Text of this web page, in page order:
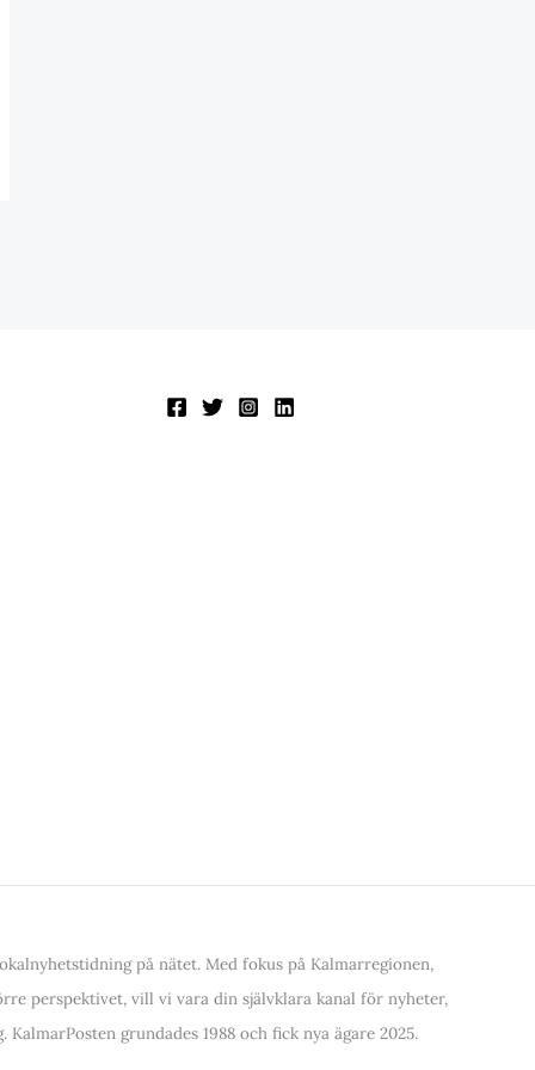
på nätet. Med fokus på Kalmarregionen,
perspektivet, vill vi vara din självklara kanal för nyheter,
KalmarPosten grundades 1988 och fick nya ägare 2025.